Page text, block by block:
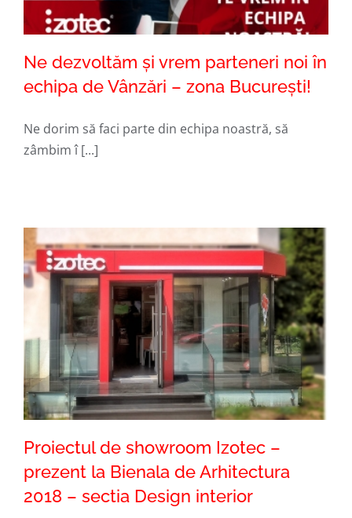
Ne dezvoltăm şi vrem parteneri noi în
Ne dezvoltăm şi vrem parteneri noi în
echipa de Vânzări – zona Bucureşti!
Ne dorim să faci parte din echipa noastră, să
zâmbim î [...]
Proiectul de showroom Izotec –
Proiectul de showroom Izotec –
prezent la Bienala de Arhitectura
2018 – sectia Design interior